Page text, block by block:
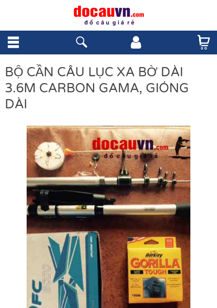
BỘ CẦN CÂU LỤC XA BỜ DÀI
3.6M CARBON GAMA, GIÓNG
DÀI